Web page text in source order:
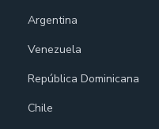
Argentina
Venezuela
República Dominicana
Chile